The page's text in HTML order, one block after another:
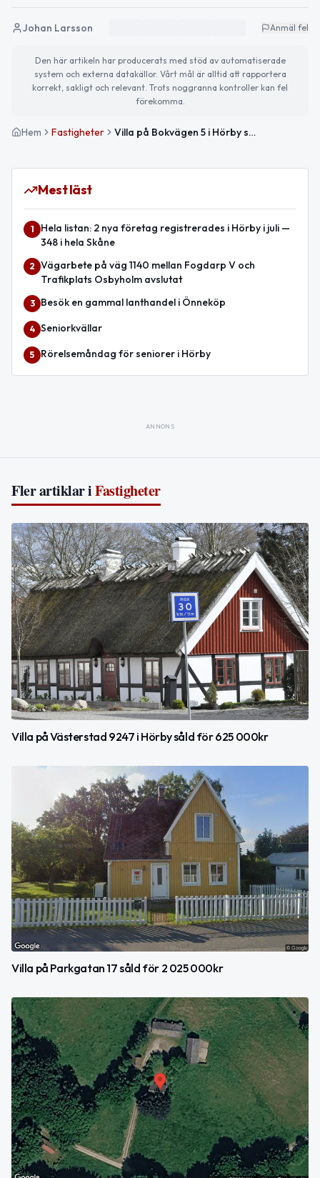
Johan Larsson Anmäl fel
Den här artikeln har producerats med stöd av automatiserade
system och externa datakällor. Vårt mål är alltid att rapportera
korrekt, sakligt och relevant. Trots noggranna kontroller kan fel
förekomma.
Hem Fastigheter Villa på Bokvägen 5 i Hörby såld för 1 795 000kr
Mest läst
1
Hela listan: 2 nya företag registrerades i Hörby i juli —
348 i hela Skåne
2 Vägarbete på väg 1140 mellan Fogdarp V och
Trafikplats Osbyholm avslutat
3 Besök en gammal lanthandel i Önneköp
4 Seniorkvällar
5 Rörelsemåndag för seniorer i Hörby
ANNONS
Fler artiklar iFastigheter
Villa på Västerstad 9247 i Hörby såld för 625 000kr
Villa på Parkgatan 17 såld för 2 025 000kr